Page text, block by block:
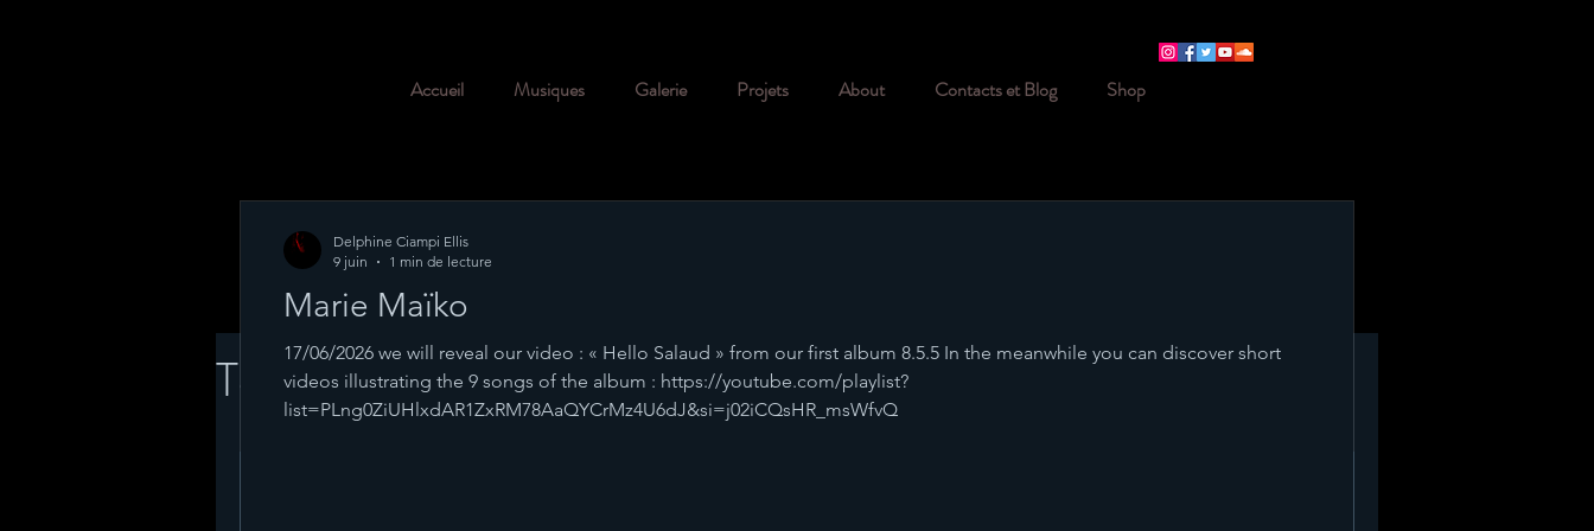
Accueil Musiques Galerie Projets About Contacts et Blog Shop
Tous les posts Cinema and soundtrack
Marie Maïko
17/06/2026 we will reveal our video : « Hello Salaud » from our first album 8.5.5 In the meanwhile you can discover short
videos illustrating the 9 songs of the album : https://youtube.com/playlist?
list=PLng0ZiUHlxdAR1ZxRM78AaQYCrMz4U6dJ&si=j02iCQsHR_msWfvQ
Delphine Ciampi Ellis
9 juin
1 min de lecture